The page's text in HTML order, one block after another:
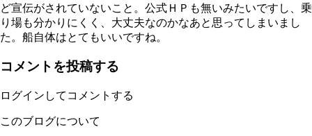
ど宣伝がされていないこと。公式ＨＰも無いみたいですし、乗
り場も分かりにくく、大丈夫なのかなあと思ってしまいまし
た。船自体はとてもいいですね。
コメントを投稿する
ログインしてコメントする
このブログについて